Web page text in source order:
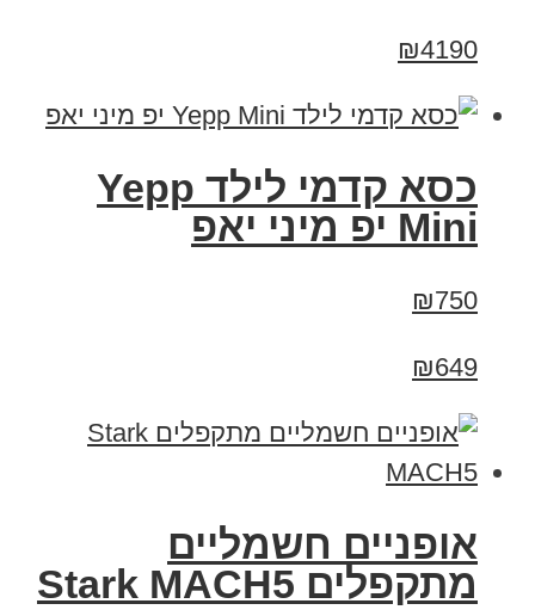
₪4190
כסא קדמי לילד Yepp
Mini יפ מיני יאפ
₪750
₪649
‏אופניים חשמליים
‏מתקפלים Stark MACH5